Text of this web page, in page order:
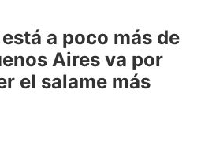
a poco más de
Aires va por
el salame más